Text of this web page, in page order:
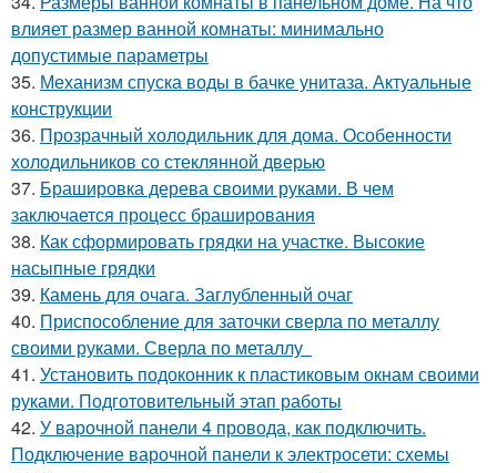
влияет размер ванной комнаты: минимально
допустимые параметры
35. Механизм спуска воды в бачке унитаза. Актуальные
конструкции
36. Прозрачный холодильник для дома. Особенности
холодильников со стеклянной дверью
37. Брашировка дерева своими руками. В чем
заключается процесс браширования
38. Как сформировать грядки на участке. Высокие
насыпные грядки
39. Камень для очага. Заглубленный очаг
40. Приспособление для заточки сверла по металлу
своими руками. Сверла по металлу
41. Установить подоконник к пластиковым окнам своими
руками. Подготовительный этап работы
42. У варочной панели 4 провода, как подключить.
Подключение варочной панели к электросети: схемы